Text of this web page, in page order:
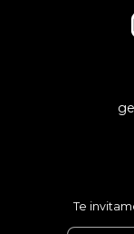
Te